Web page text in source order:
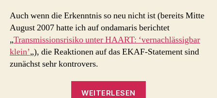
Auch wenn die Erkenntnis so neu nicht ist (bereits Mitte
August 2007 hatte ich auf ondamaris berichtet
„Transmissionsrisiko unter HAART: ‘vernachlässigbar
klein’„), die Reaktionen auf das EKAF-Statement sind
zunächst sehr kontrovers.
WEITERLESEN